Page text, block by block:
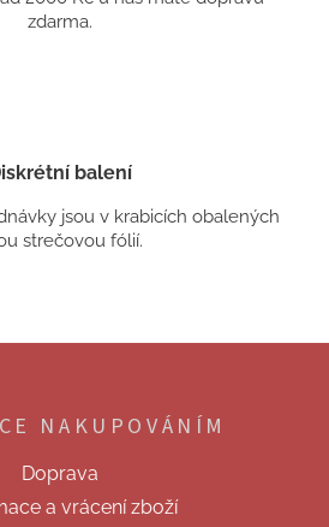
zdarma.
balení
jsou v krabicích obalených
strečovou fólií.
NAKUPOVÁNÍM
Doprava
a vrácení zboží